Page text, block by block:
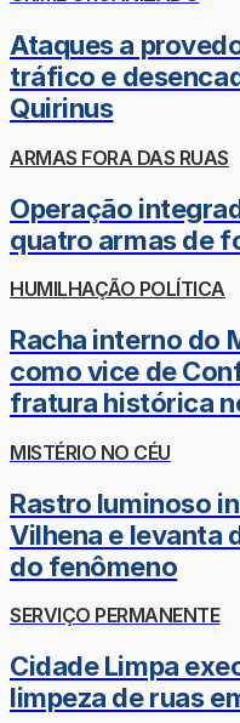
Ataques a
tráfico e
Quirinus
ARMAS FORA DAS RUAS
Operação
quatro armas de
HUMILHAÇÃO POLÍTICA
Racha interno do
como vice de
fratura histórica
MISTÉRIO NO CÉU
Rastro luminoso
Vilhena e levanta
do fenômeno
SERVIÇO PERMANENTE
Cidade Limpa
limpeza de ruas